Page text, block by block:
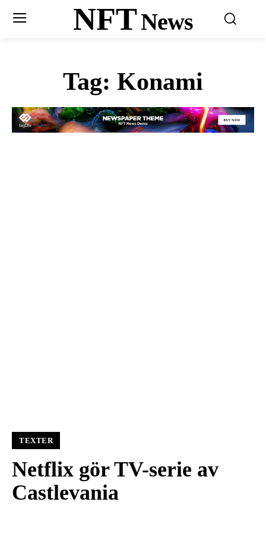
NFTNews
Tag: Konami
TEXTER
Netflix gör TV-serie av
Castlevania